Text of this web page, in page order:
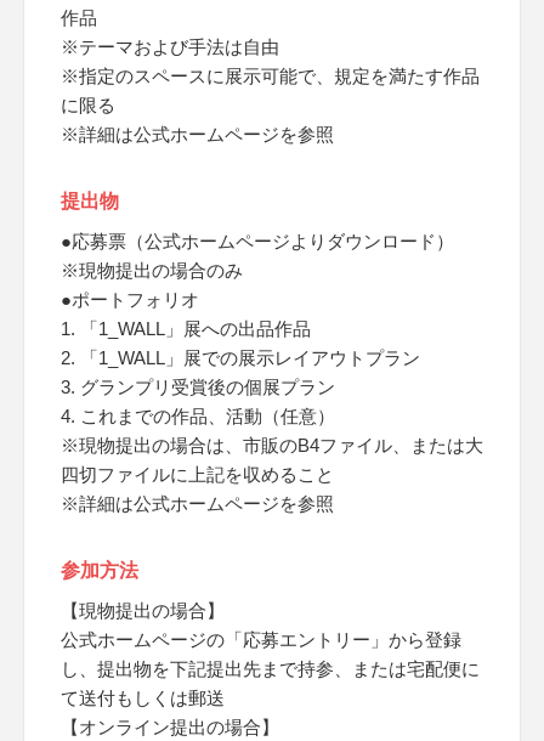
作品
※テーマおよび手法は自由
※指定のスペースに展示可能で、規定を満たす作品
に限る
※詳細は公式ホームページを参照
提出物
●応募票（公式ホームページよりダウンロード）
※現物提出の場合のみ
●ポートフォリオ
1. 「1_WALL」展への出品作品
2. 「1_WALL」展での展示レイアウトプラン
3. グランプリ受賞後の個展プラン
4. これまでの作品、活動（任意）
※現物提出の場合は、市販のB4ファイル、または大
四切ファイルに上記を収めること
※詳細は公式ホームページを参照
参加方法
【現物提出の場合】
公式ホームページの「応募エントリー」から登録
し、提出物を下記提出先まで持参、または宅配便に
て送付もしくは郵送
【オンライン提出の場合】